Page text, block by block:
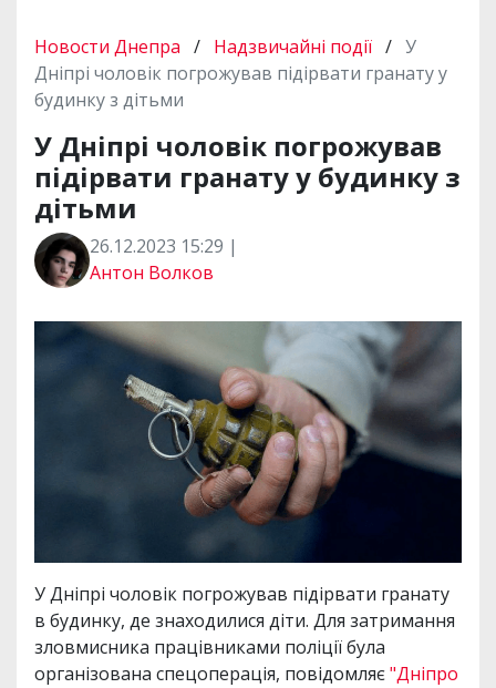
Новости Днепра / Надзвичайні події / У
Дніпрі чоловік погрожував підірвати гранату у
будинку з дітьми
У Дніпрі чоловік погрожував
підірвати гранату у будинку з
дітьми
26.12.2023 15:29 |
Антон Волков
У Дніпрі чоловік погрожував підірвати гранату
в будинку, де знаходилися діти. Для затримання
зловмисника працівниками поліції була
організована спецоперація, повідомляє"Дніпро